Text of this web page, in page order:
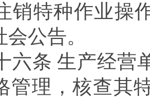
销特种作业操
公告。
六条 生产经营
管理，核查其